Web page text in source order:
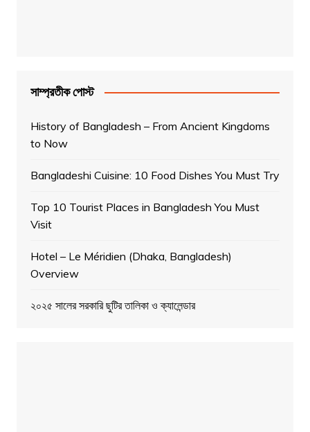
সাম্প্রতীক পোস্ট
History of Bangladesh – From Ancient Kingdoms
to Now
Bangladeshi Cuisine: 10 Food Dishes You Must Try
Top 10 Tourist Places in Bangladesh You Must
Visit
Hotel – Le Méridien (Dhaka, Bangladesh)
Overview
২০২৫ সালের সরকারি ছুটির তালিকা ও ক্যালেন্ডার